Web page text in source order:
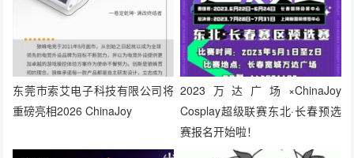
东莞市索艾电子科技有限公司将
重磅亮相2026 ChinaJoy
2023万达广场×ChinaJoy
Cosplay超级联赛东北·长春预选
赛报名开始啦！